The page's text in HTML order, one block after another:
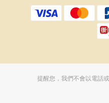
提醒您，我們不會以電話